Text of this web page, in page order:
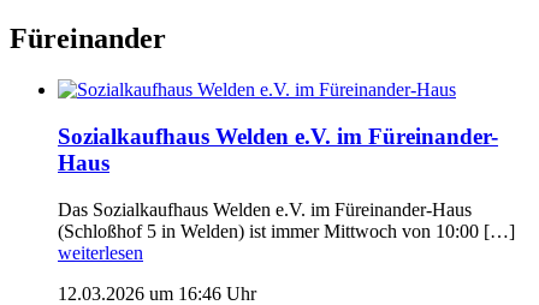
Füreinander
Sozialkaufhaus Welden e.V. im Füreinander-
Haus
Das Sozialkaufhaus Welden e.V. im Füreinander-Haus
(Schloßhof 5 in Welden) ist immer Mittwoch von 10:00 […]
weiterlesen
12.03.2026 um 16:46 Uhr